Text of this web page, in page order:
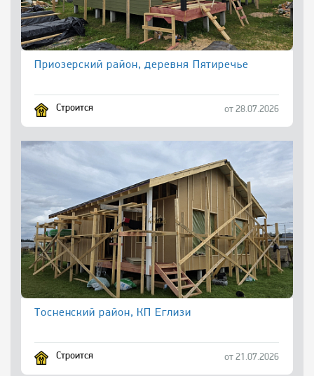
Приозерский район, деревня Пятиречье
Строится от 28.07.2026
Тосненский район, КП Еглизи
Строится от 21.07.2026